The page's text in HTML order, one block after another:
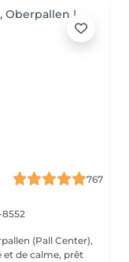
767
(Pall Center),
et de calme, prêt